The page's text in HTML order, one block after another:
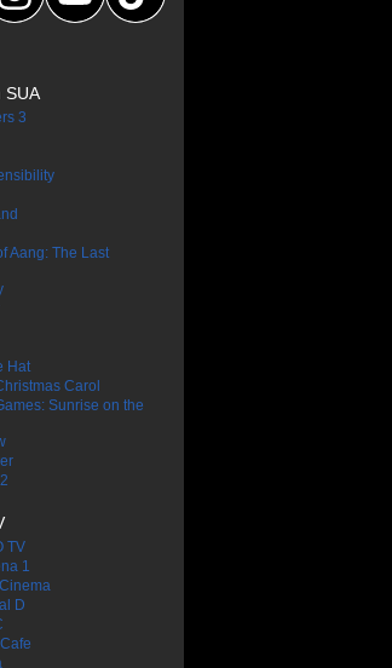
SUA
3
Aang: The Last
Hat
Carol
Sunrise on the
TV
1
D